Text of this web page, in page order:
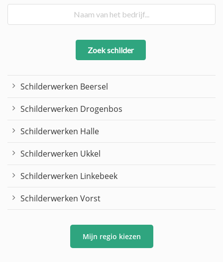
Zoek schilder
Schilderwerken Beersel
Schilderwerken Drogenbos
Schilderwerken Halle
Schilderwerken Ukkel
Schilderwerken Linkebeek
Schilderwerken Vorst
Mijn regio kiezen